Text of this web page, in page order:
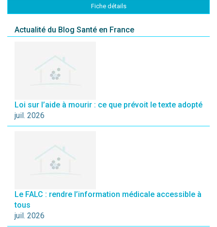
Fiche détails
Actualité du Blog Santé en France
Loi sur l’aide à mourir : ce que prévoit le texte adopté
juil. 2026
Le FALC : rendre l’information médicale accessible à
tous
juil. 2026